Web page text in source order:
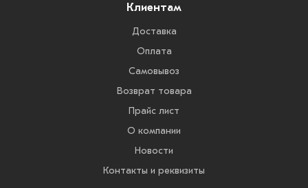
Клиентам
Доставка
Оплата
Самовывоз
Возврат товара
Прайс лист
О компании
Новости
Контакты и реквизиты